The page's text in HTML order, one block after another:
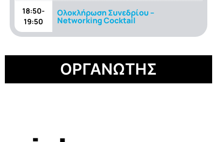
18:50-
19:50
Ολοκλήρωση Συνεδρίου –
Networking Cocktail
ΟΡΓΑΝΩΤΗΣ